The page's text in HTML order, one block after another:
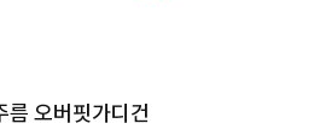
1. 원피스
름 오버핏가디건